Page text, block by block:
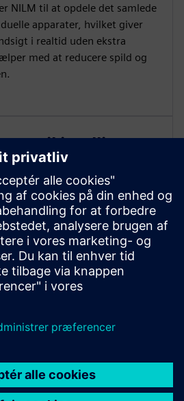
NILM til at opdele det samlede
apparater, hvilket giver
i realtid uden ekstra
med at reducere spild og
til intelligent
forbrugsmønstre for at levere
og alarmer - og
handlingsbar indsigt, der
understøtter daglige energivalg.